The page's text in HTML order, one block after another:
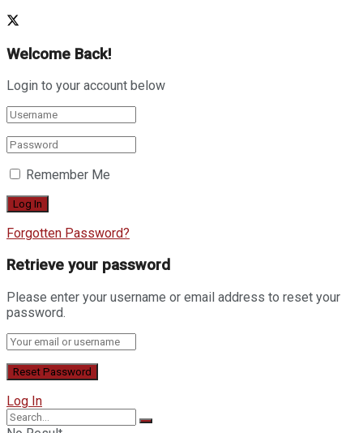
Welcome Back!
Login to your account below
Remember Me
Forgotten Password?
Retrieve your password
Please enter your username or email address to reset your
password.
Log In